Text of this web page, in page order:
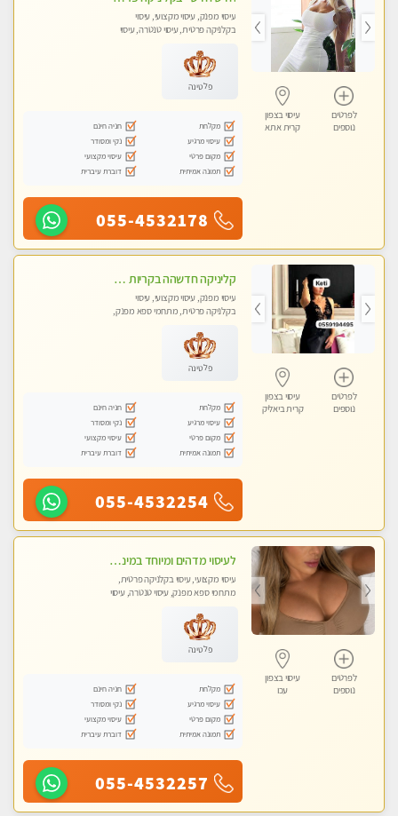
לפרטים
נוספים
עיסוי בצפון
קרית אתא
עיסוי מפנק, עיסוי מקצועי, עיסוי
בקלניקה פרטית, עיסוי טנטרה, עיסוי
פלטינה
מקלחת
חניה חינם
עיסוי מרגיע
נקי ומסודר
מקום פרטי
עיסוי מקצועי
תמונה אמיתית
דוברת עיברית
055-4532178
לפרטים
נוספים
עיסוי בצפון
קרית ביאליק
קליניקה חדשהה בקריות מעסה איכותית מפנקת ומקצועית מאוד+נשים +זוגות
עיסוי מפנק, עיסוי מקצועי, עיסוי
בקלניקה פרטית, מתחמי ספא מפנק,
לנשים בלבד
פלטינה
מקלחת
חניה חינם
עיסוי מרגיע
נקי ומסודר
מקום פרטי
עיסוי מקצועי
תמונה אמיתית
דוברת עיברית
055-4532254
לפרטים
נוספים
עיסוי בצפון
עכו
לעיסוי מדהים ומיוחד במינו !!מומלץ לחלוטין!!ללא מין !!
עיסוי מקצועי, עיסוי בקלניקה פרטית,
מתחמי ספא מפנק, עיסוי טנטרה, עיסוי
פלטינה
מקלחת
חניה חינם
עיסוי מרגיע
נקי ומסודר
מקום פרטי
עיסוי מקצועי
תמונה אמיתית
דוברת עיברית
055-4532257